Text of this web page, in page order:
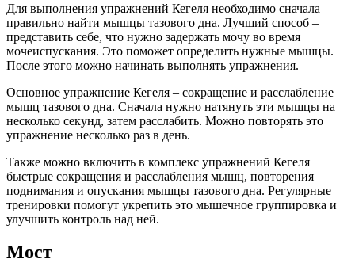
Для выполнения упражнений Кегеля необходимо сначала
правильно найти мышцы тазового дна. Лучший способ –
представить себе, что нужно задержать мочу во время
мочеиспускания. Это поможет определить нужные мышцы.
После этого можно начинать выполнять упражнения.
Основное упражнение Кегеля – сокращение и расслабление
мышц тазового дна. Сначала нужно натянуть эти мышцы на
несколько секунд, затем расслабить. Можно повторять это
упражнение несколько раз в день.
Также можно включить в комплекс упражнений Кегеля
быстрые сокращения и расслабления мышц, повторения
поднимания и опускания мышцы тазового дна. Регулярные
тренировки помогут укрепить это мышечное группировка и
улучшить контроль над ней.
Мост